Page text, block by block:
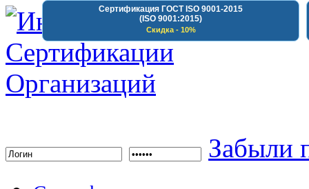
Сертификация ГОСТ ISO 9001-2015
(ISO 9001:2015)
Скидка - 10%
Забыли